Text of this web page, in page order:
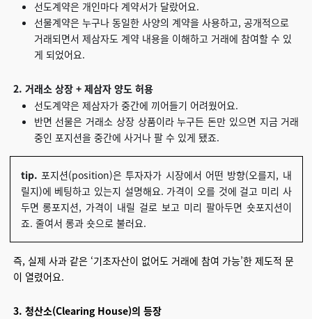
선도계약은 개인마다 계약서가 달랐어요.
선물계약은 누구나 동일한 사양의 계약을 사용하고, 공개적으로
거래되면서 제삼자도 계약 내용을 이해하고 거래에 참여할 수 있
게 되었어요.
2. 거래소 상장 + 제삼자 양도 허용
선도계약은 제삼자가 중간에 끼어들기 어려웠어요.
반면 선물은 거래소 상장 상품이라 누구든 돈만 있으면 지금 거래
중인 포지션을 중간에 사거나 팔 수 있게 됐죠.
tip. 포지션(position)은 투자자가 시장에서 어떤 방향(오를지, 내
릴지)에 베팅하고 있는지 설명해요. 가격이 오를 것에 걸고 미리 사
두면 롱포지션, 가격이 내릴 걸로 보고 미리 팔아두면 숏포지션이
죠. 줄여서 롱과 숏으로 불러요.
즉, 실제 사과 같은 ‘기초자산이 없어도 거래에 참여 가능’한 제도적 문
이 열렸어요.
3. 청산소(Clearing House)의 등장